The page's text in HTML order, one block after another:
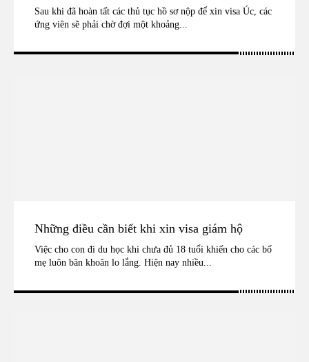
Sau khi đã hoàn tất các thủ tục hồ sơ nộp để xin visa Úc, các
ứng viên sẽ phải chờ đợi một khoảng...
Những điều cần biết khi xin visa giám hộ
Việc cho con đi du học khi chưa đủ 18 tuổi khiến cho các bố
mẹ luôn băn khoăn lo lắng. Hiện nay nhiều...